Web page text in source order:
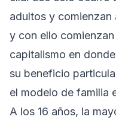
adultos y
y con ello
capitalismo en
su beneficio
el modelo de familia
A los 16 años, la